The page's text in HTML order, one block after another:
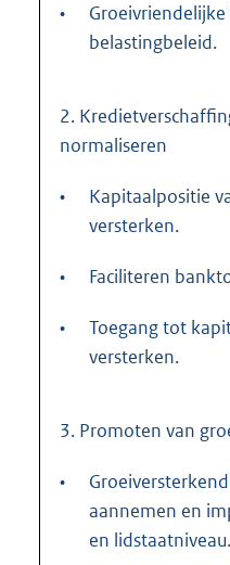
•
belastingbeleid.
2.
normaliseren
•
Kapitaalpositie
versterken.
• Faciliteren
•
Toegang tot
versterken.
3. Promoten van
•
aannemen en
en lidstaatniveau.